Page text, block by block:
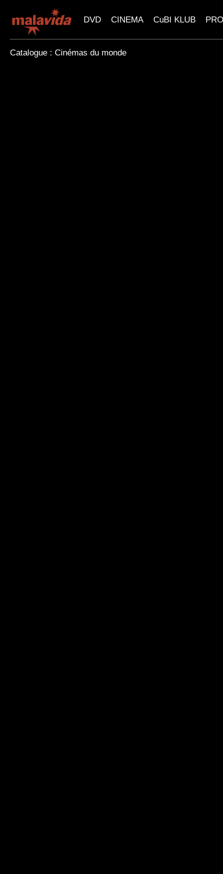
DVD CINEMA CuBI KLUB PRO
Catalogue : Cinémas du monde